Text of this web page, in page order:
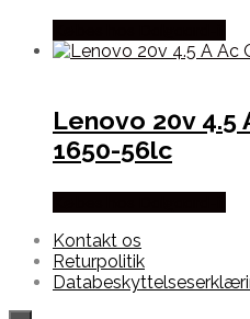
Lenovo 20v 4.5
1650-56lc
Kontakt os
Returpolitik